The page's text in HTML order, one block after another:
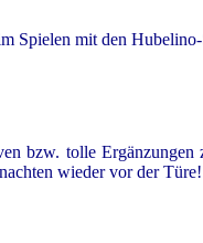
Spielen mit den
bzw. tolle
wieder vor der